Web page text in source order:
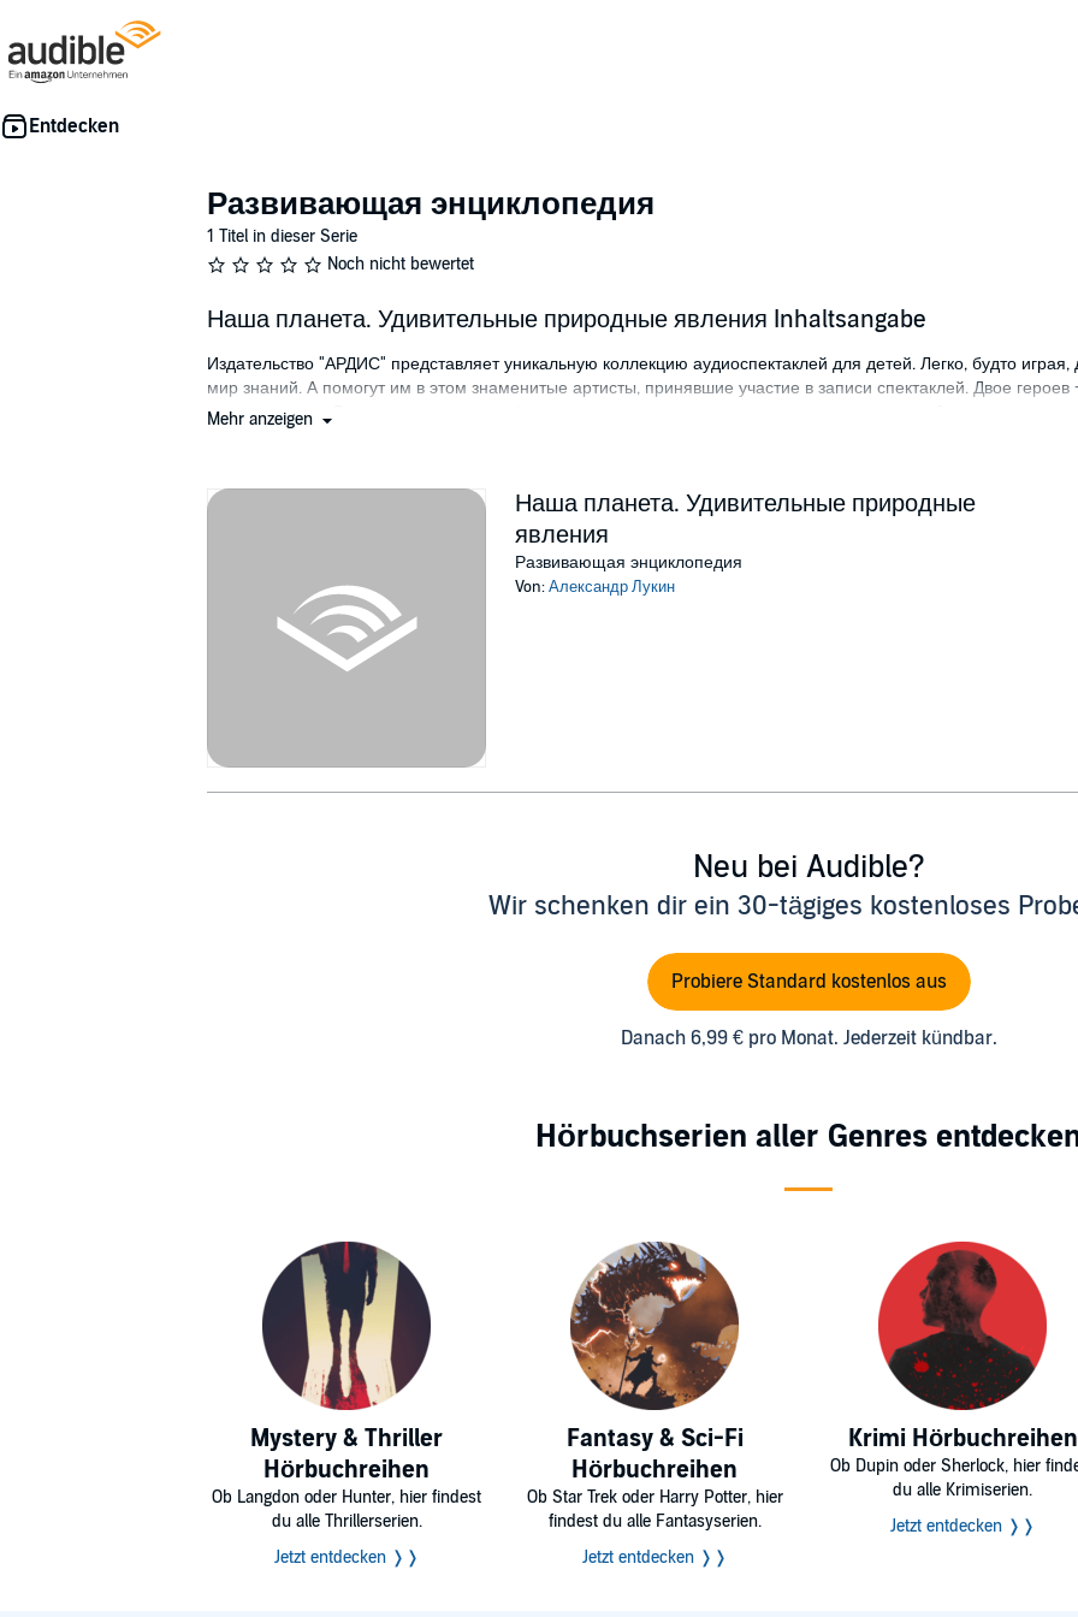
Развивающая энциклопедия
1 Titel in dieser Serie
Noch nicht bewertet
Наша планета. Удивительные природные явления Inhaltsangabe
Издательство "АРДИС" представляет уникальную коллекцию аудиоспектаклей для детей. Легко, будто играя,
мир знаний. А помогут им в этом знаменитые артисты, принявшие участие в записи спектаклей. Двое
писателю дяде Саше, где их всегда ждёт не только вкусное угощение, но и занимательные беседы с
творчестве. Серия НАША ПЛАНЕТА включает четыре диска, послушав которые дети узнают много нового об
мы живем: о материках и океанах, горах и пустынях, лавинах и землетрясениях, вулканах и морских
природы и многом другом. С участием Анатолия ВАССЕРМАНА, н.а. РФ Олега АНОФРИЕВА, з.а. РФ
[spoiler=Содержание:]
Секрет шаровой молнии
Как определить расстояние до грозы
Гало, или три солнца на небе
Чудеса преломления света, или эффект Новой Земли
Винокурова Геррит де Веер - Павел Дорофеев Якоб ван Хемскерк - Иван Литвинов Автор и исполнитель
проекта Анатолий Вассерман Автор сценария Александр Лукин Звукорежиссёр Сергей Карпенко
Mehr anzeigen
Наша планета. Удивительные природные
явления
Развивающая энциклопедия
Von:Александр Лукин
Neu bei Audible?
Wir schenken dir ein 30-tägiges kostenloses
Probiere Standard kostenlos aus
Danach 6,99 € pro Monat. Jederzeit kündbar.
Hörbuchserien aller Genres
Mystery & Thriller
Hörbuchreihen
Ob Langdon oder Hunter, hier findest
du alle Thrillerserien.
Jetzt entdecken ❭❭
Fantasy & Sci-Fi
Hörbuchreihen
Ob Star Trek oder Harry Potter, hier
findest du alle Fantasyserien.
Jetzt entdecken ❭❭
Krimi Hörbuchreihen
Ob Dupin oder Sherlock, hier
du alle Krimiserien.
Jetzt entdecken ❭❭